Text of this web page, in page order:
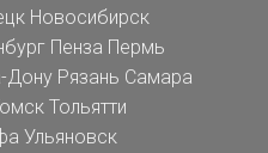
Новосибирск
Пенза Пермь
Дону Рязань Самара
Тольятти
Ульяновск